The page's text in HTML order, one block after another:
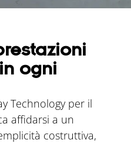
ogni
Technology per il
affidarsi a un
costruttiva,